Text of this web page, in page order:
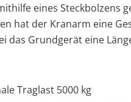
eines Steckbolzens
hat der Kranarm eine
das Grundgerät eine
Traglast 5000 kg